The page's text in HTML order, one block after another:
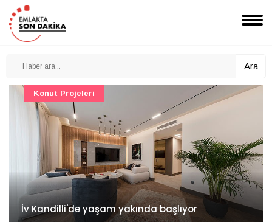
Ara
İv Kandilli'de yaşam yakında başlıyor
Konut Projeleri